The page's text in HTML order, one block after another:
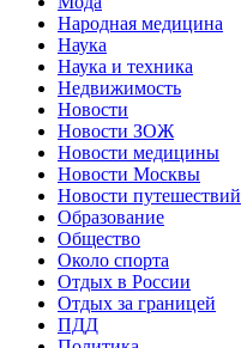
Народная медицина
Наука
Наука и техника
Недвижимость
Новости
Новости ЗОЖ
Новости медицины
Новости Москвы
Новости путешествий
Образование
Общество
Около спорта
Отдых в России
Отдых за границей
ПДД